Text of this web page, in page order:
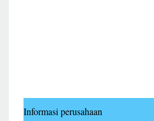
Informasi perusahaan